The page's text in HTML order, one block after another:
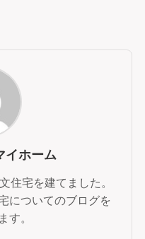
イホーム
住宅を建てました。
についてのブログを
す。